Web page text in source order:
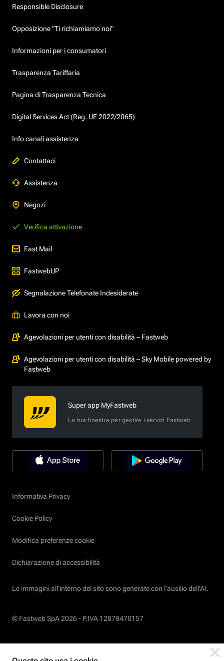
Responsible Disclosure
Opposizione "Ti richiamiamo noi"
Informazioni per i consumatori
Trasparenza Tariffaria
Pagina di Trasparenza Tecnica
Digital Services Act (Reg. UE 2022/2065)
Info canali assistenza
Contattaci
Assistenza
Negozi
Verifica attivazione
Fast Mail
FastwebUP
Segnalazione Telefonate Indesiderate
Lavora con noi
Agevolazioni per utenti con disabilità – Fastweb
Agevolazioni per utenti con disabilità – Sky Mobile powered by
Fastweb
Super app MyFastweb
La tua finestra per gestire i servizi Fastweb
Informativa Privacy
Cookie Policy
Modifica preferenze cookie
Dichiarazione di accessibilità
Le immagini all’interno del sito sono generate con l'ausilio dell'AI.
© Fastweb SpA 2026 - P.IVA 12878470157